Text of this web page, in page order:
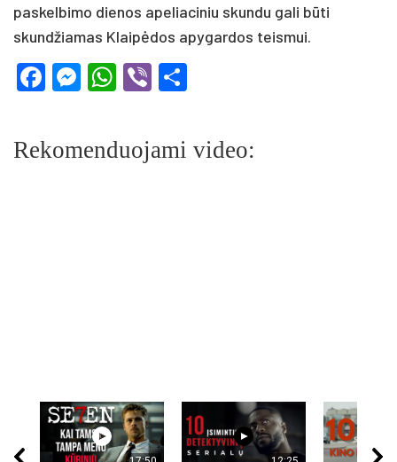
paskelbimo dienos apeliaciniu skundu gali būti
skundžiamas Klaipėdos apygardos teismui.
Facebook
Messenger
WhatsApp
Viber
Rekomenduojami video: